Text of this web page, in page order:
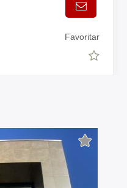
Favoritar